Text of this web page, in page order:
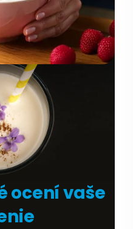
ocení vaše